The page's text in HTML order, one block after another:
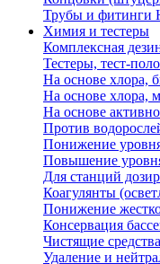
Трубы и
Химия и тестеры
Комплексная
Тестеры, тест-
На основе хлора,
На основе хлора,
На основе
Против
Понижение
Повышение
Для станций
Коагулянты
Понижение
Консервация
Чистящие средства
Удаление и